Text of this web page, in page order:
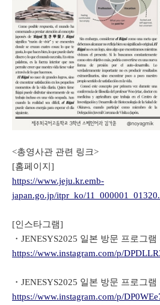
<총영사관 관련 링크>
[홈페이지]
https://www.jeju.kr.emb-
japan.go.jp/itpr_ko/
[인스타그램]
・JENESYS2025 일본 방문 프로그
https://www.instagram.com/p/
・JENESYS2025 일본 방문 프로그
https://www.instagram.com/p/